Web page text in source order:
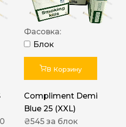
Фасовка:
Блок
В Корзину
Compliment Demi
Blue 25 (XXL)
₴545 за блок